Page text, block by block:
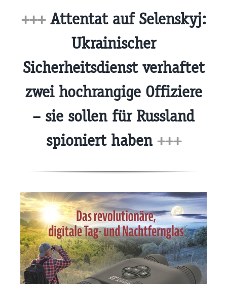
+++Attentat auf Selenskyj:
Ukrainischer
Sicherheitsdienst verhaftet
zwei hochrangige Offiziere
– sie sollen für Russland
spioniert haben +++